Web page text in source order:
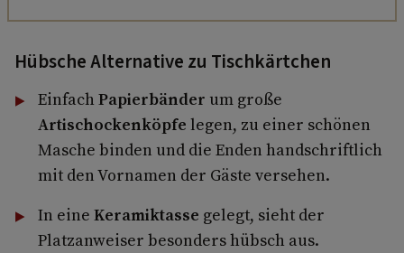
Hübsche Alternative zu Tischkärtchen
Einfach Papierbänder um große
Artischockenköpfe legen, zu einer schönen
Masche binden und die Enden handschriftlich
mit den Vornamen der Gäste versehen.
In eine Keramiktasse gelegt, sieht der
Platzanweiser besonders hübsch aus.